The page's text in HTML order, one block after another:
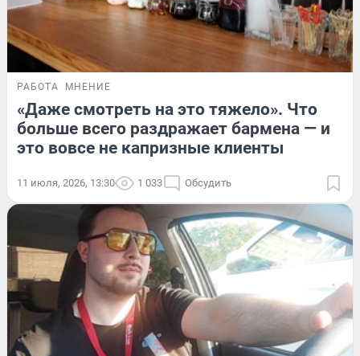
РАБОТА МНЕНИЕ
«Даже смотреть на это тяжело». Что
больше всего раздражает бармена — и
это вовсе не капризные клиенты
11 июля, 2026, 13:30 1 033 Обсудить